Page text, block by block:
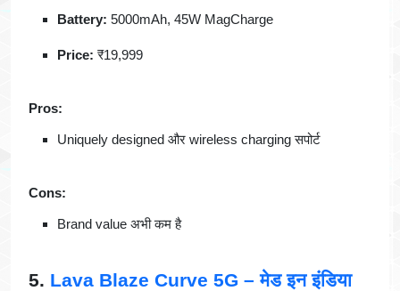
Battery: 5000mAh, 45W MagCharge
Price: ₹19,999
Pros:
Uniquely designed और wireless charging सपोर्ट
Cons:
Brand value अभी कम है
5. Lava Blaze Curve 5G – मेड इन इंडिया